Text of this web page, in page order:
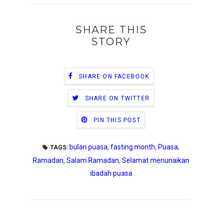
SHARE THIS
STORY
SHARE ON FACEBOOK
SHARE ON TWITTER
PIN THIS POST
TAGS: bulan puasa, fasting month, Puasa,
Ramadan, Salam Ramadan, Selamat menunaikan
ibadah puasa